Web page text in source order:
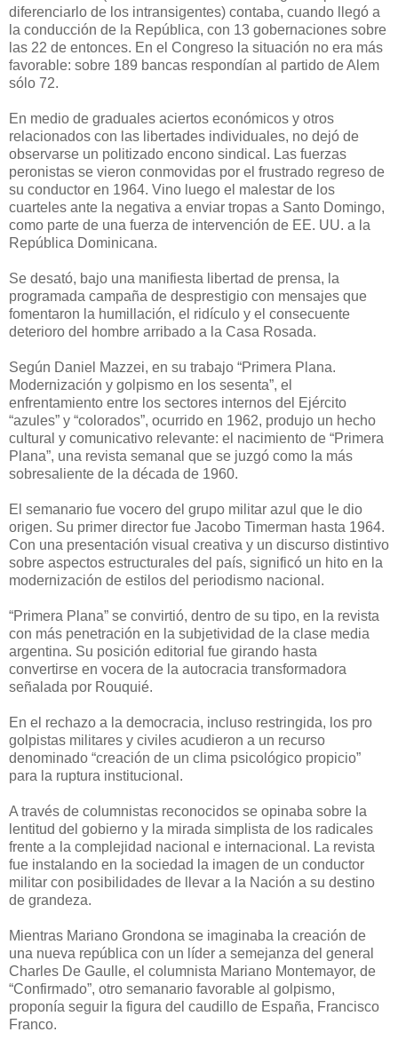
diferenciarlo de los intransigentes) contaba, cuando llegó a
la conducción de la República, con 13 gobernaciones sobre
las 22 de entonces. En el Congreso la situación no era más
favorable: sobre 189 bancas respondían al partido de Alem
sólo 72.
En medio de graduales aciertos económicos y otros
relacionados con las libertades individuales, no dejó de
observarse un politizado encono sindical. Las fuerzas
peronistas se vieron conmovidas por el frustrado regreso de
su conductor en 1964. Vino luego el malestar de los
cuarteles ante la negativa a enviar tropas a Santo Domingo,
como parte de una fuerza de intervención de EE. UU. a la
República Dominicana.
Se desató, bajo una manifiesta libertad de prensa, la
programada campaña de desprestigio con mensajes que
fomentaron la humillación, el ridículo y el consecuente
deterioro del hombre arribado a la Casa Rosada.
Según Daniel Mazzei, en su trabajo “Primera Plana.
Modernización y golpismo en los sesenta”, el
enfrentamiento entre los sectores internos del Ejército
“azules” y “colorados”, ocurrido en 1962, produjo un hecho
cultural y comunicativo relevante: el nacimiento de “Primera
Plana”, una revista semanal que se juzgó como la más
sobresaliente de la década de 1960.
El semanario fue vocero del grupo militar azul que le dio
origen. Su primer director fue Jacobo Timerman hasta 1964.
Con una presentación visual creativa y un discurso distintivo
sobre aspectos estructurales del país, significó un hito en la
modernización de estilos del periodismo nacional.
“Primera Plana” se convirtió, dentro de su tipo, en la revista
con más penetración en la subjetividad de la clase media
argentina. Su posición editorial fue girando hasta
convertirse en vocera de la autocracia transformadora
señalada por Rouquié.
En el rechazo a la democracia, incluso restringida, los pro
golpistas militares y civiles acudieron a un recurso
denominado “creación de un clima psicológico propicio”
para la ruptura institucional.
A través de columnistas reconocidos se opinaba sobre la
lentitud del gobierno y la mirada simplista de los radicales
frente a la complejidad nacional e internacional. La revista
fue instalando en la sociedad la imagen de un conductor
militar con posibilidades de llevar a la Nación a su destino
de grandeza.
Mientras Mariano Grondona se imaginaba la creación de
una nueva república con un líder a semejanza del general
Charles De Gaulle, el columnista Mariano Montemayor, de
“Confirmado”, otro semanario favorable al golpismo,
proponía seguir la figura del caudillo de España, Francisco
Franco.